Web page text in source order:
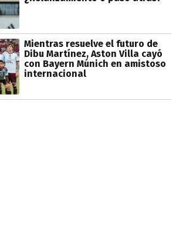
Mientras resuelve el futuro de
Dibu Martínez, Aston Villa cayó
con Bayern Múnich en amistoso
internacional